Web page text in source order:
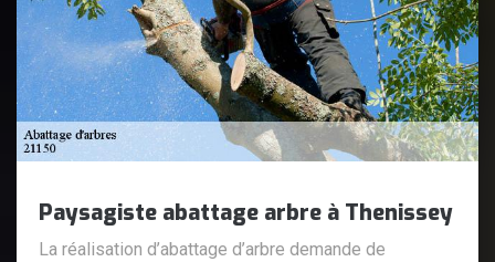
Paysagiste abattage arbre à Thenissey
La réalisation d’abattage d’arbre demande de